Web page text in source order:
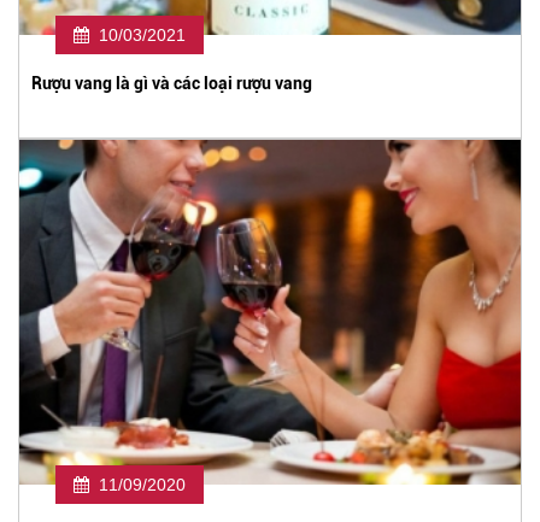
10/03/2021
Rượu vang là gì và các loại rượu vang
11/09/2020